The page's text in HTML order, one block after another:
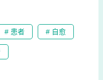
# 患者 # 自愈